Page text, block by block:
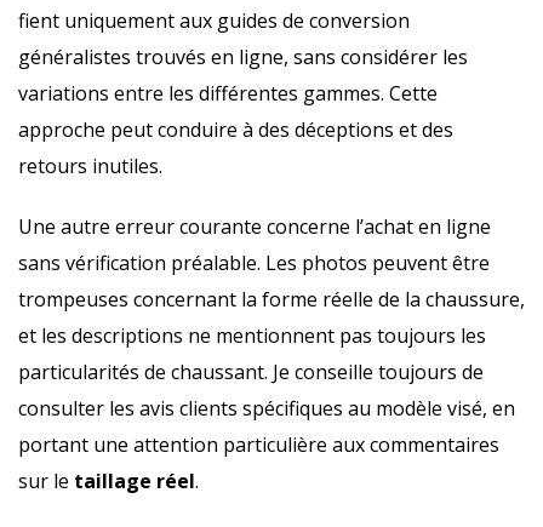
fient uniquement aux guides de conversion
généralistes trouvés en ligne, sans considérer les
variations entre les différentes gammes. Cette
approche peut conduire à des déceptions et des
retours inutiles.
Une autre erreur courante concerne l’achat en ligne
sans vérification préalable. Les photos peuvent être
trompeuses concernant la forme réelle de la chaussure,
et les descriptions ne mentionnent pas toujours les
particularités de chaussant. Je conseille toujours de
consulter les avis clients spécifiques au modèle visé, en
portant une attention particulière aux commentaires
sur le taillage réel.